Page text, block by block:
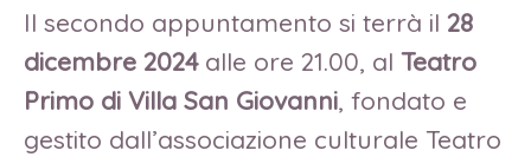
Il secondo appuntamento si terrà il 28
dicembre 2024alle ore 21.00, al Teatro
Primo di Villa San Giovanni, fondato e
gestito dall’associazione culturale Teatro